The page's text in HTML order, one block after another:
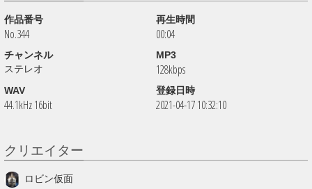
作品番号
No.344
再生時間
00:04
チャンネル
ステレオ
MP3
128kbps
WAV
44.1kHz 16bit
登録日時
2021-04-17 10:32:10
クリエイター
ロビン仮面